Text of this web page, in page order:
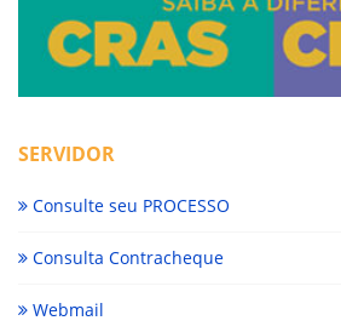
SERVIDOR
Consulte seu PROCESSO
Consulta Contracheque
Webmail